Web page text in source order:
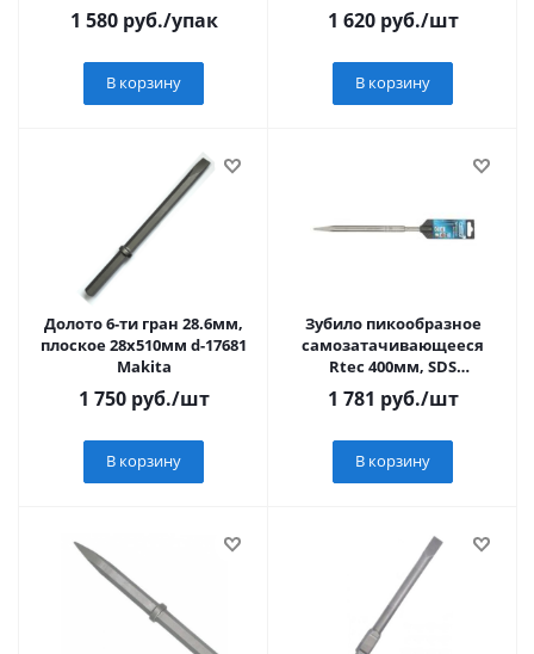
1 580руб./упак
В корзину
1 620руб./шт
В корзину
Долото 6-ти гран 28.6мм,
плоское 28х510мм d-17681
Makita
1 750руб./шт
В корзину
Зубило пикообразное
самозатачивающееся
Rtec 400мм, SDS
MAX//GROSS
1 781 руб./шт
В корзину